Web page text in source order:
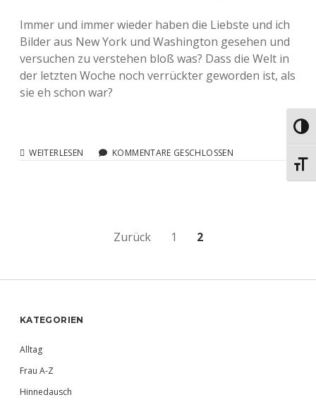
Immer und immer wieder haben die Liebste und ich
Bilder aus New York und Washington gesehen und
versuchen zu verstehen bloß was? Dass die Welt in
der letzten Woche noch verrückter geworden ist, als
sie eh schon war?
WEITERLESEN KOMMENTARE GESCHLOSSEN
Beitragsnavigation
Zurück 1 2
Sidebar
KATEGORIEN
Alltag
Frau A-Z
Hinnedausch